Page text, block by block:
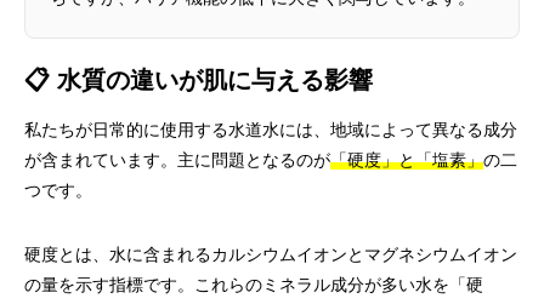
📋 水質の違いが肌に与える影響
私たちが日常的に使用する水道水には、地域によって異なる成分
が含まれています。主に問題となるのが「硬度」と「塩素」の二
つです。
硬度とは、水に含まれるカルシウムイオンとマグネシウムイオン
の量を示す指標です。これらのミネラル成分が多い水を「硬